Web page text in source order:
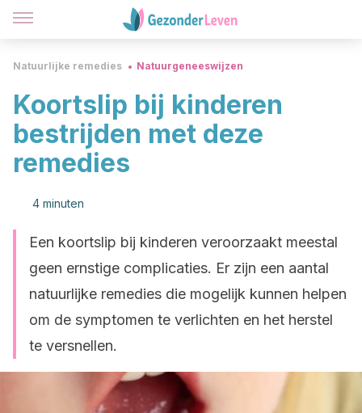
Natuurlijke remedies Natuurgeneeswijzen
Koortslip bij kinderen
bestrijden met deze
remedies
4 minuten
Een koortslip bij kinderen veroorzaakt meestal
geen ernstige complicaties. Er zijn een aantal
natuurlijke remedies die mogelijk kunnen helpen
om de symptomen te verlichten en het herstel
te versnellen.